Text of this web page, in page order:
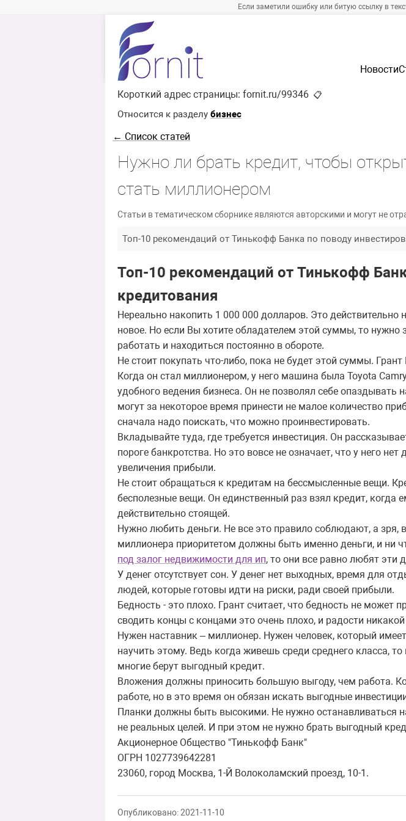
Если заметили ошибку или битую ссылку в
Новости
Короткий адрес страницы: fornit.ru/99346 📋
Относится к разделу бизнес
← Список статей
Нужно ли брать кредит, чтобы
стать миллионером
Статьи в тематическом сборнике являются авторскими и могут не
Топ-10 рекомендаций от Тинькофф Банка по поводу
Топ-10 рекомендаций от Тинькофф
кредитования
Нереально накопить 1 000 000 долларов. Это действительно
новое. Но если Вы хотите обладателем этой суммы, то
работать и находиться постоянно в обороте.
Не стоит покупать что-либо, пока не будет этой суммы.
Когда он стал миллионером, у него машина была Toyota
удобного ведения бизнеса. Он не позволял себе опаздывать
могут за некоторое время принести не малое количество
сначала надо поискать, что можно проинвестировать.
Вкладывайте туда, где требуется инвестиция. Он
пороге банкротства. Но это вовсе не означает, что у него
увеличения прибыли.
Не стоит обращаться к кредитам на бессмысленные вещи.
бесполезные вещи. Он единственный раз взял кредит,
действительно стоящей.
Нужно любить деньги. Не все это правило соблюдают, а зря,
миллионера приоритетом должны быть именно деньги, и ни
под залог недвижимости для ип, то они все равно любят эти
У денег отсутствует сон. У денег нет выходных, время для
людей, которые готовы идти на риски, ради своей прибыли.
Бедность - это плохо. Грант считает, что бедность не может
сводить концы с концами это очень плохо, и радости
Нужен наставник – миллионер. Нужен человек, который
научить этому. Ведь когда живешь среди среднего класса,
многие берут выгодный кредит.
Вложения должны приносить большую выгоду, чем работа.
работе, но в это время он обязан искать выгодные
Планки должны быть высокими. Не нужно останавливаться
не реальных целей. И при этом не нужно брать выгодный
Акционерное Общество "Тинькофф Банк"
ОГРН 1027739642281
23060, город Москва, 1-Й Волоколамский проезд, 10-1.
Опубликовано: 2021-11-10